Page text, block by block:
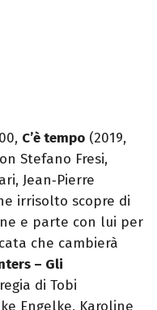
C’è tempo (2019,
Stefano Fresi,
Jean‑Pierre
irrisolto scopre di
e parte con lui per
che cambierà
– Gli
regia di Tobi
Engelke, Karoline